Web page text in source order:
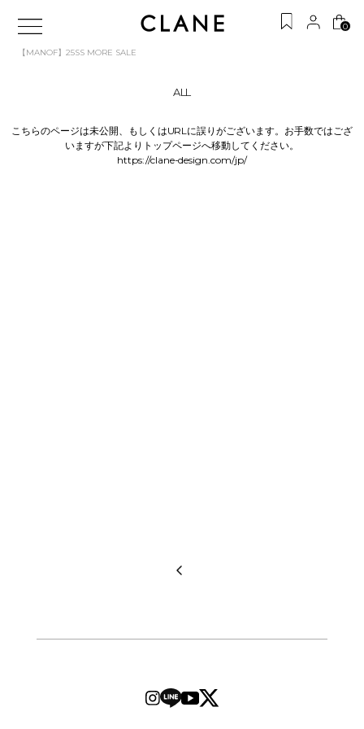
0
【MANOF】25SS MORE SALE
ALL
こちらのページは未公開、もしくはURLに誤りがございます。お手数ではござ
いますが下記よりトップページへ移動してください。
https://clane-design.com/jp/